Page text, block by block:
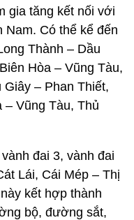
gia tăng kết nối với
Nam. Có thể kể đến
Thành – Dầu
Hòa – Vũng Tàu,
– Phan Thiết,
Vũng Tàu, Thủ
đai 3, vành đai
Lái, Cái Mép – Thị
kết hợp thành
bộ, đường sắt,